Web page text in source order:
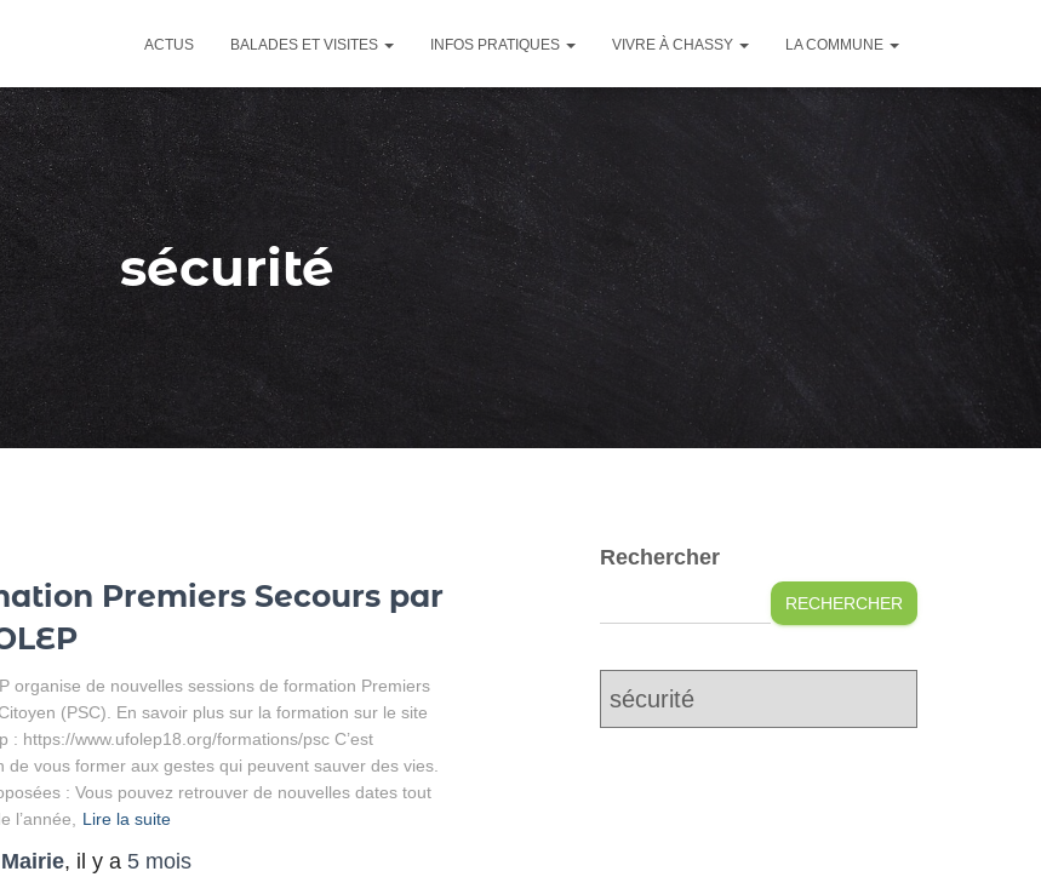
ACTUS BALADES ET VISITES INFOS PRATIQUES VIVRE À CHASSY LA COMMUNE
sécurité
Premiers Secours par
organise de nouvelles sessions de formation Premiers
(PSC). En savoir plus sur la formation sur le site
: https://www.ufolep18.org/formations/psc C’est
de vous former aux gestes qui peuvent sauver des vies.
: Vous pouvez retrouver de nouvelles dates tout
l’année,
Lire la suite
, il y a 5 mois
Rechercher
RECHERCHER